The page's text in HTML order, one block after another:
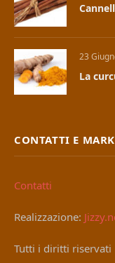
23
La
CONTATTI E
Contatti
Realizzazione:
Tutti i diritti riservati